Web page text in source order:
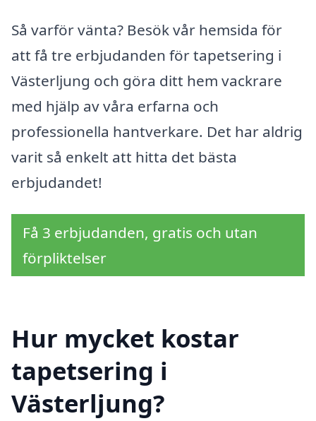
Så varför vänta? Besök vår hemsida för
att få tre erbjudanden för tapetsering i
Västerljung och göra ditt hem vackrare
med hjälp av våra erfarna och
professionella hantverkare. Det har aldrig
varit så enkelt att hitta det bästa
erbjudandet!
Få 3 erbjudanden, gratis och utan
förpliktelser
Hur mycket kostar
tapetsering i
Västerljung?